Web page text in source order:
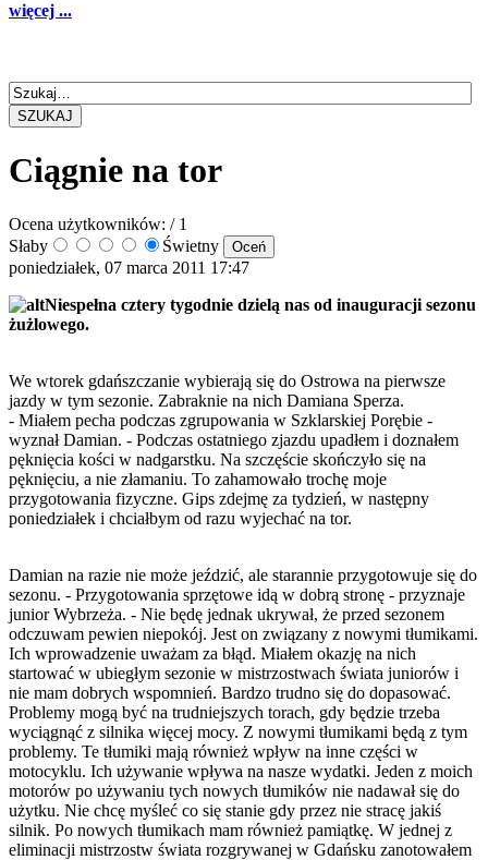
więcej ...
SZUKAJ
Ciągnie na tor
Ocena użytkowników: / 1
Słaby
Świetny
poniedziałek, 07 marca 2011 17:47
Niespełna cztery tygodnie dzielą nas od inauguracji sezonu
żużlowego.
We wtorek gdańszczanie wybierają się do Ostrowa na pierwsze
jazdy w tym sezonie. Zabraknie na nich Damiana Sperza.
- Miałem pecha podczas zgrupowania w Szklarskiej Porębie -
wyznał Damian. - Podczas ostatniego zjazdu upadłem i doznałem
pęknięcia kości w nadgarstku. Na szczęście skończyło się na
pęknięciu, a nie złamaniu. To zahamowało trochę moje
przygotowania fizyczne. Gips zdejmę za tydzień, w następny
poniedziałek i chciałbym od razu wyjechać na tor.
Damian na razie nie może jeździć, ale starannie przygotowuje się do
sezonu. - Przygotowania sprzętowe idą w dobrą stronę - przyznaje
junior Wybrzeża. - Nie będę jednak ukrywał, że przed sezonem
odczuwam pewien niepokój. Jest on związany z nowymi tłumikami.
Ich wprowadzenie uważam za błąd. Miałem okazję na nich
startować w ubiegłym sezonie w mistrzostwach świata juniorów i
nie mam dobrych wspomnień. Bardzo trudno się do dopasować.
Problemy mogą być na trudniejszych torach, gdy będzie trzeba
wyciągnąć z silnika więcej mocy. Z nowymi tłumikami będą z tym
problemy. Te tłumiki mają również wpływ na inne części w
motocyklu. Ich używanie wpływa na nasze wydatki. Jeden z moich
motorów po używaniu tych nowych tłumików nie nadawał się do
użytku. Nie chcę myśleć co się stanie gdy przez nie stracę jakiś
silnik. Po nowych tłumikach mam również pamiątkę. W jednej z
eliminacji mistrzostw świata rozgrywanej w Gdańsku zanotowałem